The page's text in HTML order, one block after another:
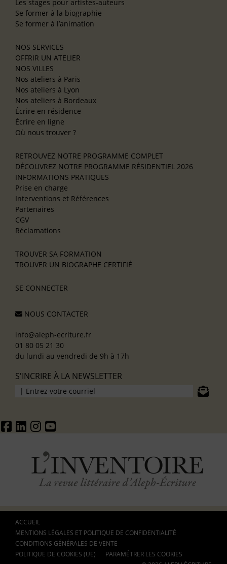
Les stages pour artistes-auteurs
Se former à la biographie
Se former à l’animation
NOS SERVICES
OFFRIR UN ATELIER
NOS VILLES
Nos ateliers à Paris
Nos ateliers à Lyon
Nos ateliers à Bordeaux
Écrire en résidence
Écrire en ligne
Où nous trouver ?
RETROUVEZ NOTRE PROGRAMME COMPLET
DÉCOUVREZ NOTRE PROGRAMME RÉSIDENTIEL 2026
INFORMATIONS PRATIQUES
Prise en charge
Interventions et Références
Partenaires
CGV
Réclamations
TROUVER SA FORMATION
TROUVER UN BIOGRAPHE CERTIFIÉ
SE CONNECTER
NOUS CONTACTER
info@aleph-ecriture.fr
01 80 05 21 30
du lundi au vendredi de 9h à 17h
S'INCRIRE À LA NEWSLETTER
ACCUEIL
MENTIONS LÉGALES ET POLITIQUE DE CONFIDENTIALITÉ
CONDITIONS GÉNÉRALES DE VENTE
POLITIQUE DE COOKIES (UE)
PARAMÉTRER LES COOKIES